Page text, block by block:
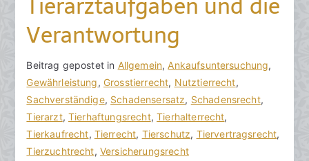
Verantwortung
V
o
n
h
o
r
B
e
i
t
r
a
Beitrag gepostet in Allgemein, Ankaufsuntersuchung,
Gewährleistung, Grosstierrecht, Nutztierrecht,
Sachverständige, Schadensersatz, Schadensrecht,
Tierarzt,Tierhaftungsrecht,Tierhalterrecht,
Tierkaufrecht, Tierrecht, Tierschutz, Tiervertragsrecht,
Tierzuchtrecht, Versicherungsrecht
K
e
i
n
e
K